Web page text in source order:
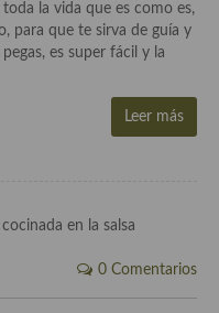
la vida que es como es,
para que te sirva de guía y
es super fácil y la
Leer más
0 Comentarios